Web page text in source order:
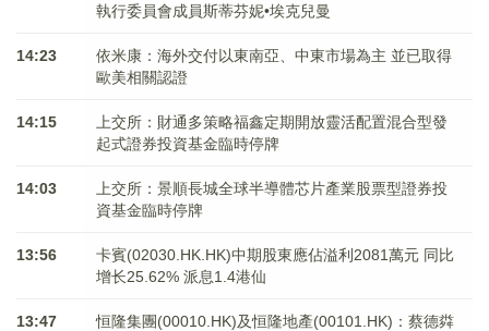
執行委員會成員斯蒂芬妮•埃克兒曼
14:23
依米康：海外交付以東南亞、中東市場為主 並已取得
歐美相關認證
14:15
上交所：財通多策略福鑫定期開放靈活配置混合型發
起式證券投資基金臨時停牌
14:03
上交所：景順長城全球半導體芯片產業股票型證券投
資基金臨時停牌
13:56
卡賓(02030.HK.HK)中期股東應佔溢利2081萬元 同比
增长25.62% 派息1.4港仙
13:47
恒隆集團(00010.HK)及恒隆地產(00101.HK)：蔡德粦